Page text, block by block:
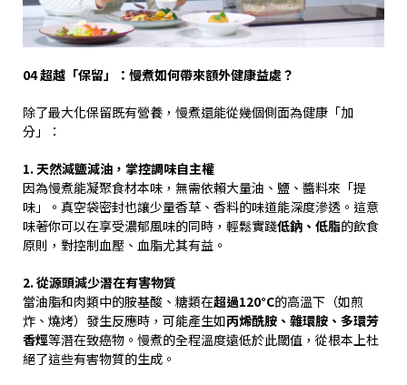
04超越「保留」：慢煮如何帶來額外健康益處？
除了最大化保留既有營養，慢煮還能從幾個側面為健康「加
分」：
1. 天然減鹽減油，掌控調味自主權
因為慢煮能凝聚食材本味，無需依賴大量油、鹽、醬料來「提
味」。真空袋密封也讓少量香草、香料的味道能深度滲透。這意
味著你可以在享受濃郁風味的同時，輕鬆實踐低鈉、低脂的飲食
原則，對控制血壓、血脂尤其有益。
2. 從源頭減少潛在有害物質
當油脂和肉類中的胺基酸、糖類在超過120°C的高溫下（如煎
炸、燒烤）發生反應時，可能產生如丙烯酰胺、雜環胺、多環芳
香烴等潛在致癌物。慢煮的全程溫度遠低於此閾值，從根本上杜
絕了這些有害物質的生成。